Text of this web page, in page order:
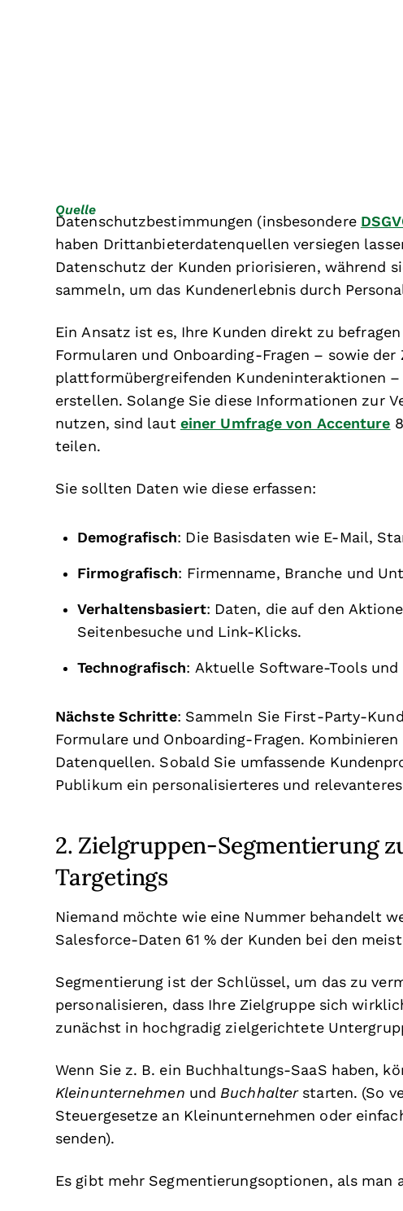
Quelle
Datenschutzbestimmungen (insbesondere
haben Drittanbieterdatenquellen versiegen
Datenschutz der Kunden priorisieren, während
sammeln, um das Kundenerlebnis durch
Ein Ansatz ist es, Ihre Kunden direkt zu
Formularen und Onboarding-Fragen – sowie
plattformübergreifenden Kundeninteraktionen
erstellen. Solange Sie diese Informationen zur
nutzen, sind laut einer Umfrage von Accenture
teilen.
Sie sollten Daten wie diese erfassen:
Demografisch: Die Basisdaten wie E-Mail,
Firmografisch: Firmenname, Branche und
Verhaltensbasiert: Daten, die auf den
Seitenbesuche und Link-Klicks.
Technografisch: Aktuelle Software-Tools
Nächste Schritte: Sammeln Sie First-Party-
Formulare und Onboarding-Fragen.
Datenquellen. Sobald Sie umfassende
Publikum ein personalisierteres und
2. Zielgruppen-Segmentierung
Targetings
Niemand möchte wie eine Nummer behandelt
Salesforce-Daten 61 % der Kunden bei den
Segmentierung ist der Schlüssel, um das zu
personalisieren, dass Ihre Zielgruppe sich
zunächst in hochgradig zielgerichtete
Wenn Sie z. B. ein Buchhaltungs-SaaS haben,
Kleinunternehmen und Buchhalterstarten. (So
Steuergesetze an Kleinunternehmen oder
senden).
Es gibt mehr Segmentierungsoptionen, als man